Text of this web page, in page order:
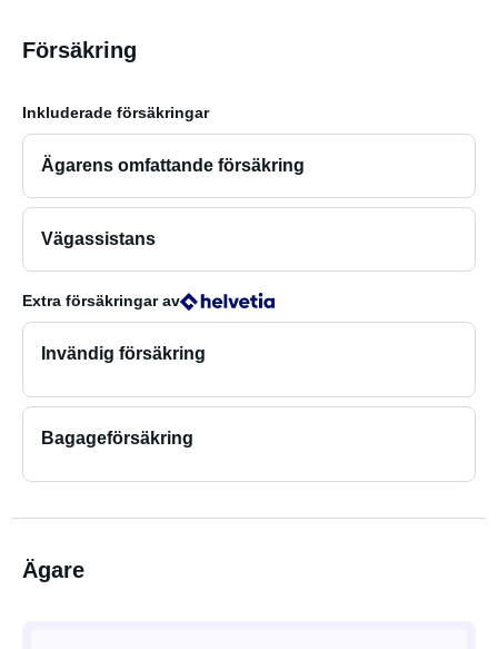
Försäkring
Inkluderade försäkringar
Ägarens omfattande försäkring
Vägassistans
Extra försäkringarav
Invändig försäkring
Bagageförsäkring
Ägare